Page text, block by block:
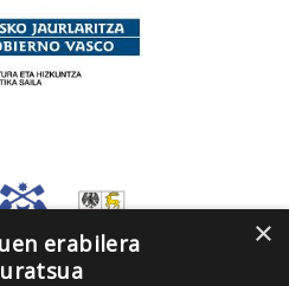
×
erabilera